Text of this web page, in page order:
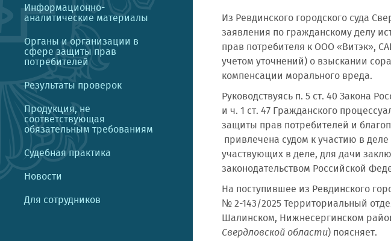
Информационно-
аналитические материалы
Органы и организации в
сфере защиты прав
потребителей
Результаты проверок
Продукция, не
соответствующая
обязательным требованиям
Судебная практика
Новости
Для сотрудников
Из Ревдинского городского суда
заявления по гражданскому делу
прав потребителя к ООО «Витэк»,
учетом уточнений) о взыскании
компенсации морального вреда.
Руководствуясь п. 5 ст. 40 Закона
и ч. 1 ст. 47 Гражданского
защиты прав потребителей и
привлечена судом к участию в
участвующих в деле, для дачи
законодательством Российской
На поступившее из Ревдинского
№ 2-143/2025 Территориальный
Шалинском, Нижнесергинском
Свердловской области) поясняет.